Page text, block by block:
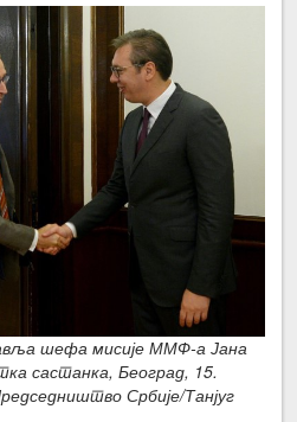
шефа мисије ММФ-а Јана
састанка, Београд, 15.
Србије/Танјуг